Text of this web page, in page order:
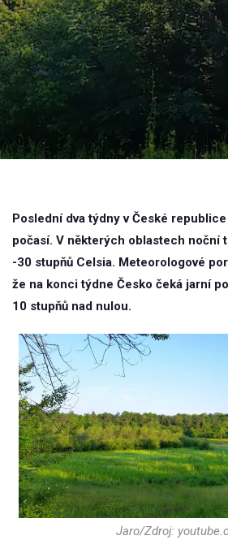
Poslední dva týdny v České
počasí. V některých oblastech noční
-30 stupňů Celsia. Meteorologové
že na konci týdne Česko čeká jarní
10 stupňů nad nulou.
Jaro/Zdroj: